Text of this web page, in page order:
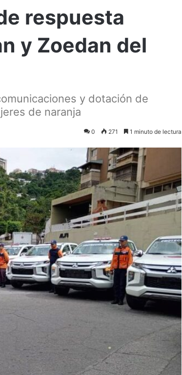
respuesta
y Zoedan del
y dotación de
de naranja
0 271 1 minuto de lectura